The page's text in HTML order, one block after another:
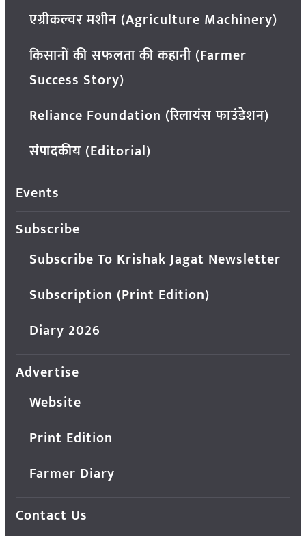
एग्रीकल्चर मशीन (Agriculture Machinery)
किसानों की सफलता की कहानी (Farmer
Success Story)
Reliance Foundation (रिलायंस फाउंडेशन)
संपादकीय (Editorial)
Events
Subscribe
Subscribe To Krishak Jagat Newsletter
Subscription (Print Edition)
Diary 2026
Advertise
Website
Print Edition
Farmer Diary
Contact Us